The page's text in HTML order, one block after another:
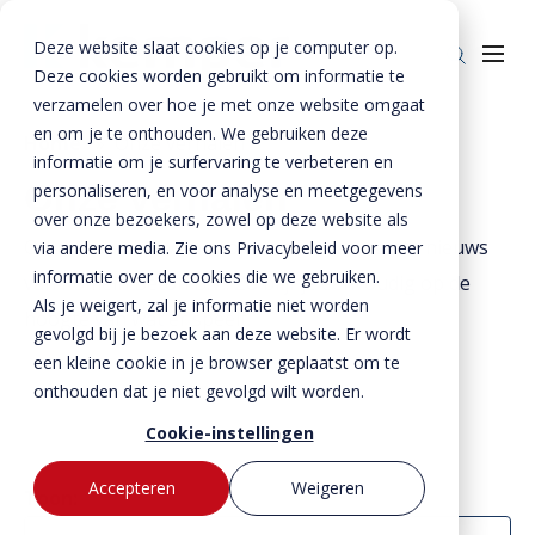
Deze website slaat cookies op je computer op.
Deze cookies worden gebruikt om informatie te
verzamelen over hoe je met onze website omgaat
en om je te onthouden. We gebruiken deze
informatie om je surfervaring te verbeteren en
personaliseren, en voor analyse en meetgegevens
over onze bezoekers, zowel op deze website als
via andere media. Zie ons Privacybeleid voor meer
informatie over de cookies die we gebruiken.
Als je weigert, zal je informatie niet worden
gevolgd bij je bezoek aan deze website. Er wordt
een kleine cookie in je browser geplaatst om te
onthouden dat je niet gevolgd wilt worden.
Cookie-instellingen
Accepteren
Weigeren
Bestekservice
Producten
Enkelkerende keerwanden
Dubbelkerende keerwanden
Zwaarbelastbare keerwanden
Zwaluwwanden
Bloktraptreden
Oplossingen
Infra & Openbare ruimte
Sport & Recreatie
Op- en overslag
Waterkeringen
BTE Groep
Onze verhalen
Over ons
Duurzaamheid
MVO
Home »Onze verhalen
Onze verhalen
Ontdek de nieuwste projecten en het laatste nieuws
van Romein Beton B.V.. Zo blijf je eenvoudig op de
hoogte van wat er speelt.
Toon: